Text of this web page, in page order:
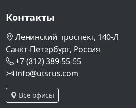
Контакты
Ленинский проспект, 140-Л
Санкт-Петербург, Россия
+7 (812) 389-55-55
info@utsrus.com
Все офисы